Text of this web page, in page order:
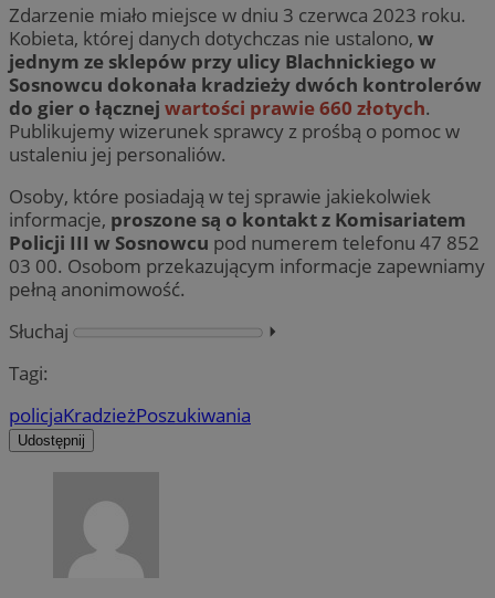
Zdarzenie miało miejsce w dniu 3 czerwca 2023 roku.
Kobieta, której danych dotychczas nie ustalono, w
jednym ze sklepów przy ulicy Blachnickiego w
Sosnowcu dokonała kradzieży dwóch kontrolerów
do gier o łącznej wartości prawie 660 złotych.
Publikujemy wizerunek sprawcy z prośbą o pomoc w
ustaleniu jej personaliów.
Osoby, które posiadają w tej sprawie jakiekolwiek
informacje, proszone są o kontakt z Komisariatem
Policji III w Sosnowcu pod numerem telefonu 47 852
03 00. Osobom przekazującym informacje zapewniamy
pełną anonimowość.
Słuchaj
⏵︎
Tagi:
policjaKradzieżPoszukiwania
Udostępnij